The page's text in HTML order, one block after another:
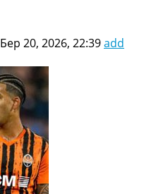
Бер 20, 2026, 22:39add